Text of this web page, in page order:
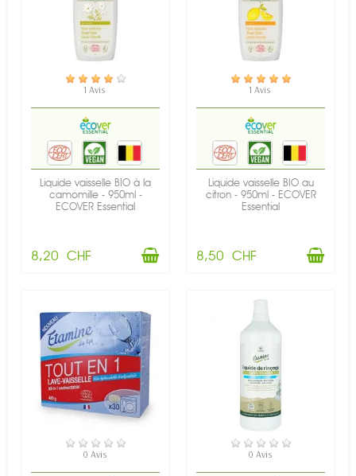
EN STOCK
1 Avis
Liquide vaisselle BIO à la
camomille - 950ml -
ECOVER Essential
8,20 CHF
EN STOCK
1 Avis
Liquide vaisselle BIO au
citron - 950ml - ECOVER
Essential
8,50 CHF
RUPTURE DE STOCK
0 Avis
EN STOCK
0 Avis